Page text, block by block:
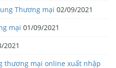
Thương mại 02/09/2021
mại 01/09/2021
2021
thương mại online xuất nhập